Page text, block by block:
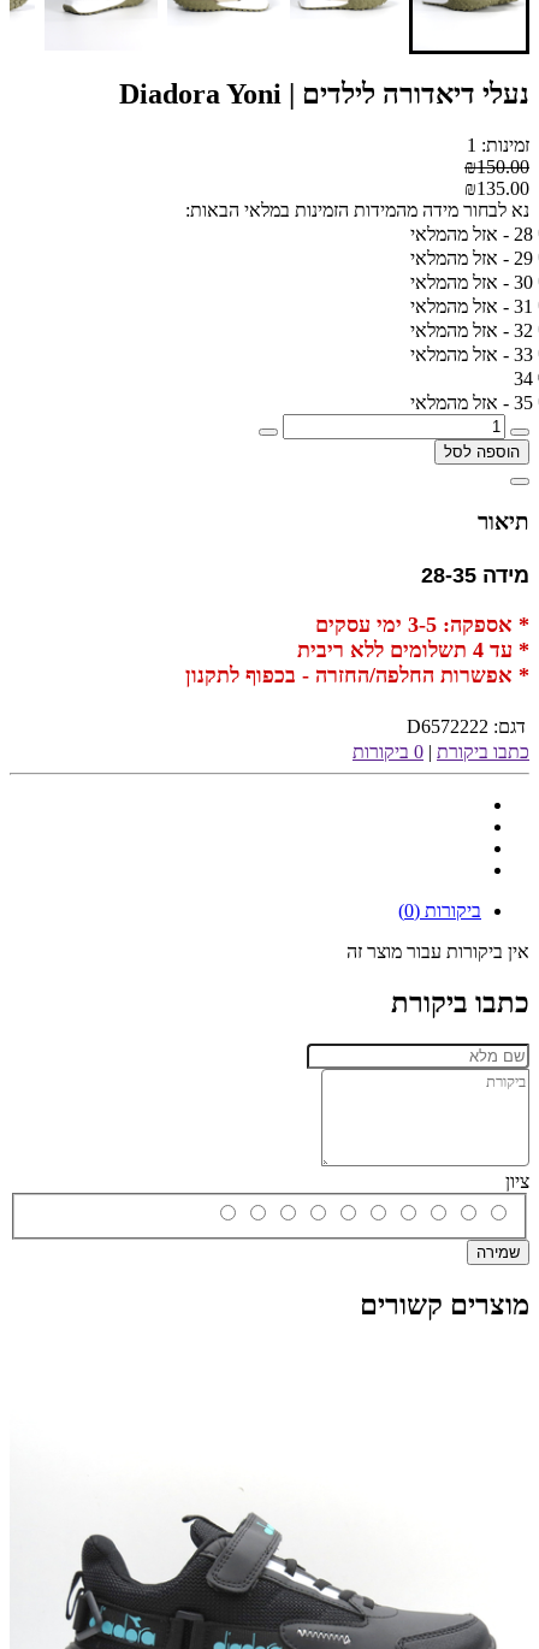
נעלי דיאדורה לילדים | Diadora Yoni
זמינות: 1
₪150.00
₪135.00
נא לבחור מידה מהמידות הזמינות במלאי הבאות:
28 - אזל מהמלאי
29 - אזל מהמלאי
30 - אזל מהמלאי
31 - אזל מהמלאי
32 - אזל מהמלאי
33 - אזל מהמלאי
34
35 - אזל מהמלאי
הוספה לסל
תיאור
מידה 28-35
* אספקה: 3-5 ימי עסקים
* עד 4 תשלומים ללא ריבית
* אפשרות החלפה/החזרה - בכפוף לתקנון
דגם: D6572222
כתבו ביקורת | 0 ביקורות
ביקורות (0)
אין ביקורות עבור מוצר זה
כתבו ביקורת
ציון
שמירה
מוצרים קשורים